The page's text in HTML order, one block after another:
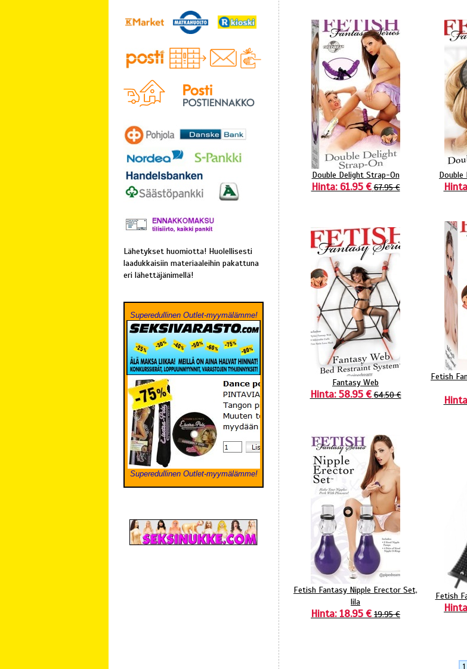
Lähetykset huomiotta! Huolellisesti
laadukkaisiin materiaaleihin pakattuna
eri lähettäjänimellä!
Superedullinen Outlet-myymälämme!
Superedullinen Outlet-myymälämme!
Double Delight Strap-On
Hinta: 61.95 € 67.95 €
Fantasy Web
Hinta: 58.95 € 64.50 €
Fetish
Fetish Fantasy Nipple Erector Set,
lila
Hinta: 18.95 € 19.95 €
Fetish
1